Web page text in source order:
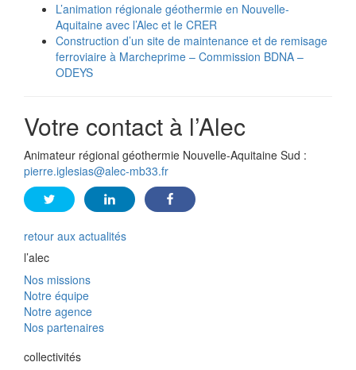
L’animation régionale géothermie en Nouvelle-
Aquitaine avec l’Alec et le CRER
Construction d’un site de maintenance et de remisage
ferroviaire à Marcheprime – Commission BDNA –
ODEYS
Votre contact à l’Alec
Animateur régional géothermie Nouvelle-Aquitaine Sud :
pierre.iglesias@alec-mb33.fr
retour aux actualités
l’alec
Nos missions
Notre équipe
Notre agence
Nos partenaires
collectivités